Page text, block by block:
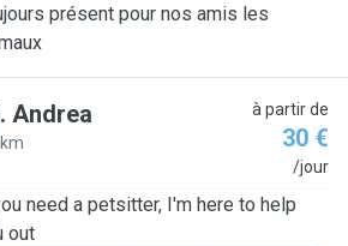
présent pour nos amis les
. Andrea à partir de
30 €
/jour
need a petsitter, I'm here to help
out